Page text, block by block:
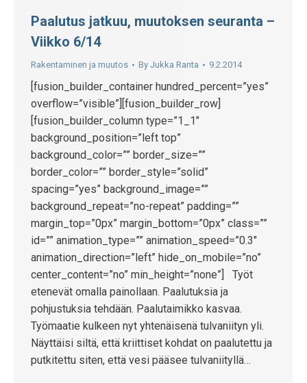
Paalutus jatkuu, muutoksen seuranta –
Viikko 6/14
Rakentaminen ja muutos By Jukka Ranta 9.2.2014
[fusion_builder_container hundred_percent=”yes”
overflow=”visible”][fusion_builder_row]
[fusion_builder_column type=”1_1″
background_position=”left top”
background_color=”” border_size=””
border_color=”” border_style=”solid”
spacing=”yes” background_image=””
background_repeat=”no-repeat” padding=””
margin_top=”0px” margin_bottom=”0px” class=””
id=”” animation_type=”” animation_speed=”0.3″
animation_direction=”left” hide_on_mobile=”no”
center_content=”no” min_height=”none”] Työt
etenevät omalla painollaan. Paalutuksia ja
pohjustuksia tehdään. Paalutaimikko kasvaa.
Työmaatie kulkeen nyt yhtenäisenä tulvaniityn yli.
Näyttäisi siltä, että kriittiset kohdat on paalutettu ja
putkitettu siten, että vesi pääsee tulvaniityllä…